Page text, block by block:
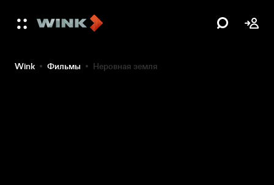
Wink Фильмы Неровная земля